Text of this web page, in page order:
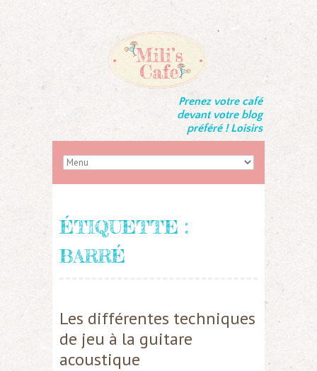
Prenez votre café
devant votre blog
préféré ! Loisirs
ÉTIQUETTE :
BARRÉ
Les différentes techniques
de jeu à la guitare
acoustique